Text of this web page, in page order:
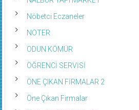
Nöbetci Eczaneler
NOTER
ODUN KÖMÜR
ÖĞRENCİ SERVİSİ
ÖNE ÇIKAN FİRMALAR 2
Öne Çıkan Firmalar